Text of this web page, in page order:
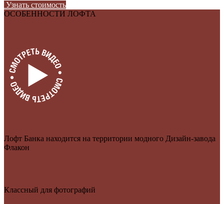
Узнать стоимость
ОСОБЕННОСТИ ЛОФТА
Лофт Банка находится на территории модного Дизайн-завода
Флакон
Классный для фотографий